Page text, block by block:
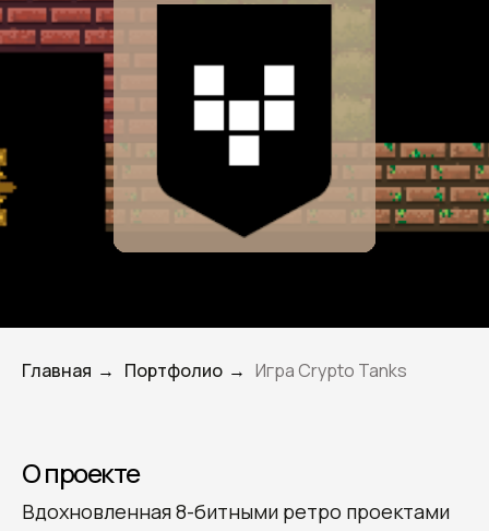
Главная → Портфолио → Игра Crypto Tanks
О проекте
Вдохновленная 8-битными ретро проектами